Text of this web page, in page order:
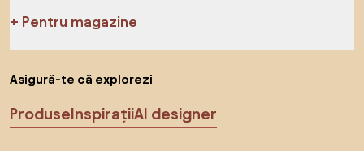
Pentru magazine
Asigură-te că explorezi
ProduseInspirațiiAI designer